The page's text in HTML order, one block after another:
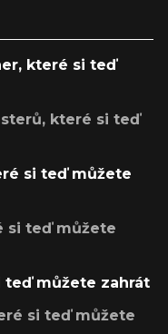
které si teď
které si teď
si teď můžete
si teď můžete
teď můžete zahrát
si teď můžete